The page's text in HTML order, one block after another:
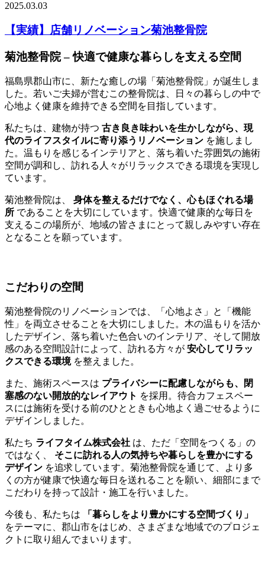
2025.03.03
【実績】店舗リノベーション菊池整骨院
菊池整骨院 – 快適で健康な暮らしを支える空間
福島県郡山市に、新たな癒しの場「菊池整骨院」が誕生しま
した。若いご夫婦が営むこの整骨院は、日々の暮らしの中で
心地よく健康を維持できる空間を目指しています。
私たちは、建物が持つ 古き良き味わいを生かしながら、現
代のライフスタイルに寄り添うリノベーション を施しまし
た。温もりを感じるインテリアと、落ち着いた雰囲気の施術
空間が調和し、訪れる人々がリラックスできる環境を実現し
ています。
菊池整骨院は、 身体を整えるだけでなく、心もほぐれる場
所 であることを大切にしています。快適で健康的な毎日を
支えるこの場所が、地域の皆さまにとって親しみやすい存在
となることを願っています。
こだわりの空間
菊池整骨院のリノベーションでは、「心地よさ」と「機能
性」を両立させることを大切にしました。木の温もりを活か
したデザイン、落ち着いた色合いのインテリア、そして開放
感のある空間設計によって、訪れる方々が 安心してリラッ
クスできる環境を整えました。
また、施術スペースは プライバシーに配慮しながらも、閉
塞感のない開放的なレイアウト を採用。待合カフェスペー
スには施術を受ける前のひとときも心地よく過ごせるように
デザインしました。
私たち ライフタイム株式会社 は、ただ「空間をつくる」の
ではなく、 そこに訪れる人の気持ちや暮らしを豊かにする
デザイン を追求しています。菊池整骨院を通じて、より多
くの方が健康で快適な毎日を送れることを願い、細部にまで
こだわりを持って設計・施工を行いました。
今後も、私たちは
「暮らしをより豊かにする空間づくり」
をテーマに、郡山市をはじめ、さまざまな地域でのプロジェ
クトに取り組んでまいります。